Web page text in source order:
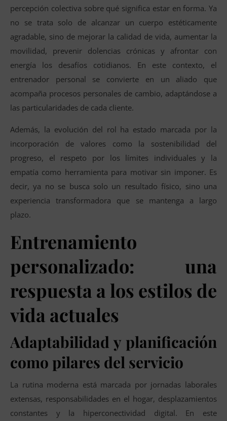
percepción colectiva sobre qué significa estar en forma. Ya
no se trata solo de alcanzar un cuerpo estéticamente
agradable, sino de mejorar la calidad de vida, aumentar la
movilidad, prevenir dolencias crónicas y afrontar con
energía los desafíos cotidianos. En este contexto, el
entrenador personal se convierte en un aliado que
acompaña procesos personales de cambio, adaptándose a
las particularidades de cada cliente.
Además, la evolución del rol ha estado marcada por la
incorporación de valores como la sostenibilidad del
progreso, el respeto por los límites individuales y la
empatía como herramienta para motivar sin imponer. Es
decir, ya no se busca solo un resultado físico, sino una
experiencia transformadora que se mantenga a largo
plazo.
Entrenamiento
personalizado: una
respuesta a los estilos de
vida actuales
Adaptabilidad y planificación
como pilares del servicio
La rutina moderna está marcada por jornadas laborales
extensas, responsabilidades en el hogar, desplazamientos
constantes y la hiperconectividad digital. En este